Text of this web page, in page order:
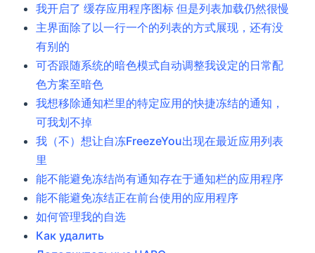
我开启了 缓存应用程序图标 但是列表加载仍然很慢
主界面除了以一行一个的列表的方式展现，还有没
有别的
可否跟随系统的暗色模式自动调整我设定的日常配
色方案至暗色
我想移除通知栏里的特定应用的快捷冻结的通知，
可我划不掉
我（不）想让自冻FreezeYou出现在最近应用列表
里
能不能避免冻结尚有通知存在于通知栏的应用程序
能不能避免冻结正在前台使用的应用程序
如何管理我的自选
Как удалить